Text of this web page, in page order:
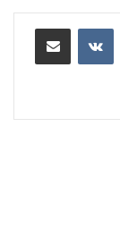
مشاركة عبر البريد